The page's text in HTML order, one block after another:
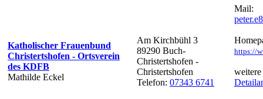
Katholischer Frauenbund
Christertshofen - Ortsverein
des KDFB
Mathilde Eckel
Am Kirchbühl 3
89290 Buch-
Christertshofen -
Christertshofen
Telefon: 07343 6741
Mail:
https://